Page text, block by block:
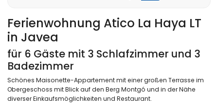
Ferienwohnung Atico La Haya LT
in Javea
für 6 Gäste mit 3 Schlafzimmer und 3
Badezimmer
Schönes Maisonette-Appartement mit einer großen Terrasse im
Obergeschoss mit Blick auf den Berg Montgó und in der Nähe
diverser Einkaufsmöglichkeiten und Restaurant.